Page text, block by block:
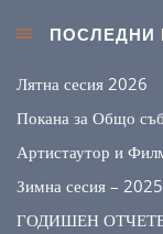
ПОСЛЕДНИ
Лятна сесия 2026
Покана за Общо
Артистаутор и
Зимна сесия – 2025
ГОДИШЕН